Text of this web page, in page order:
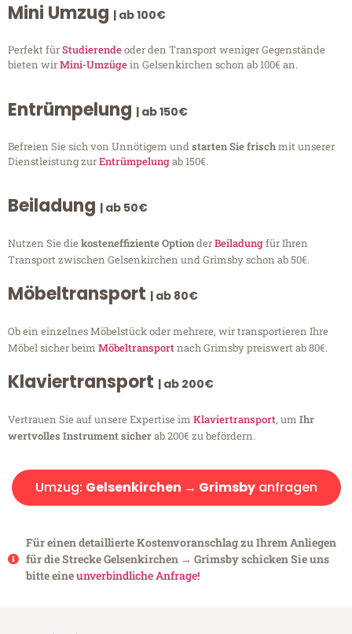
Mini Umzug | ab 100€
Perfekt fürStudierendeoder den Transport weniger Gegenstände
bieten wirMini-Umzügein Gelsenkirchen schon ab 100€ an.
Entrümpelung | ab 150€
Befreien Sie sich von Unnötigem undstarten Sie frischmit unserer
Dienstleistung zurEntrümpelungab 150€.
Beiladung | ab 50€
Nutzen Sie diekosteneffiziente OptionderBeiladungfür Ihren
Transport zwischen Gelsenkirchen und Grimsby schon ab 50€.
Möbeltransport | ab 80€
Ob ein einzelnes Möbelstück oder mehrere, wir transportieren Ihre
Möbel sicher beim Möbeltransportnach Grimsby preiswert ab 80€.
Klaviertransport | ab 200€
Vertrauen Sie auf unsere Expertise im Klaviertransport, um Ihr
wertvolles Instrument sicherab 200€ zu befördern.
Umzug: Gelsenkirchen → Grimsbyanfragen
Für einen detaillierte Kostenvoranschlag zu Ihrem Anliegen
für die Strecke Gelsenkirchen → Grimsby schicken Sie uns
bitte eineunverbindliche Anfrage!